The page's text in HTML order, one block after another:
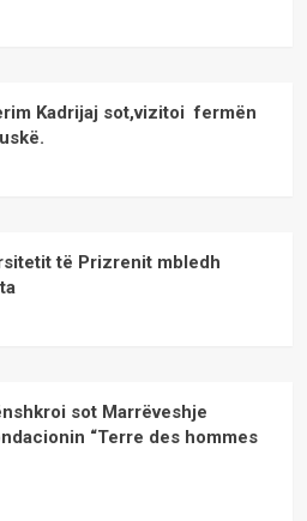
Kadrijaj sot,vizitoi fermën
të Prizrenit mbledh
sot Marrëveshje
“Terre des hommes